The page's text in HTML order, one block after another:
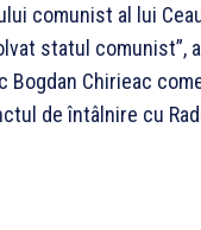
comunist al lui
statul comunist”,
Bogdan Chirieac
de întâlnire cu